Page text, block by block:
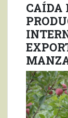
CAÍDA